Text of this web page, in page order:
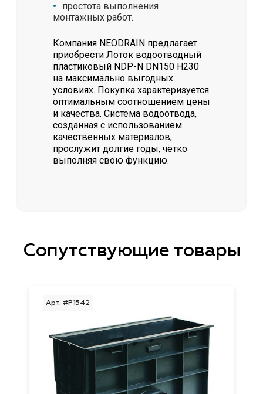
простота выполнения
монтажных работ.
Компания NEODRAIN предлагает
приобрести Лоток водоотводный
пластиковый NDP-N DN150 H230
на максимально выгодных
условиях. Покупка характеризуется
оптимальным соотношением цены
и качества. Система водоотвода,
созданная с использованием
качественных материалов,
прослужит долгие годы, чётко
выполняя свою функцию.
Сопутствующие товары
Арт. #P1542